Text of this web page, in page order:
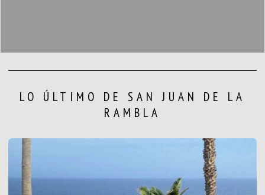
LO ÚLTIMO DE SAN JUAN DE LA
RAMBLA